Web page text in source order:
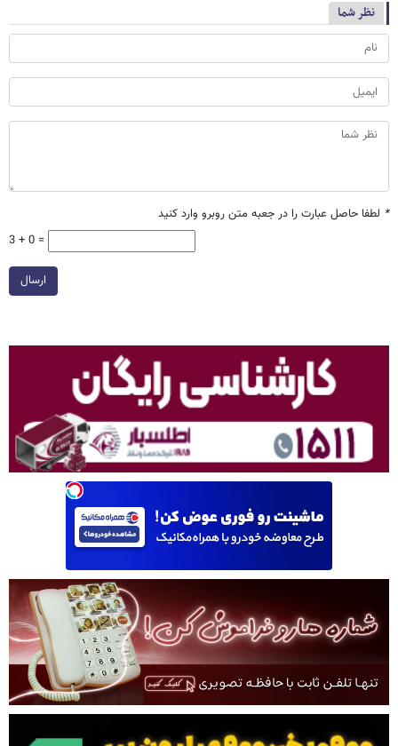
نظر شما
* لطفا حاصل عبارت را در جعبه متن روبرو وارد کنید
3 + 0 =
ارسال